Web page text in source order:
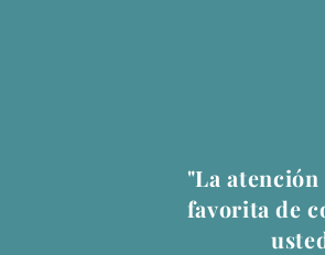
"La
favorita de